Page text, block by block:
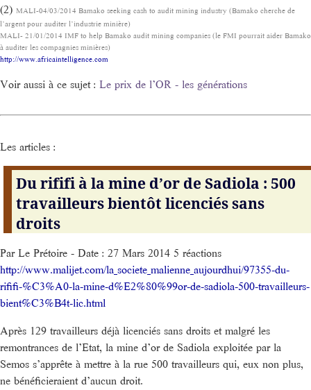
(2) MALI-04/03/2014 Bamako seeking cash to audit mining industry (Bamako cherche de
l’argent pour auditer l’industrie minière)
MALI- 21/01/2014 IMF to help Bamako audit mining companies (le FMI pourrait aider Bamako
à auditer les compagnies minières)
http://www.africaintelligence.com
Voir aussi à ce sujet : Le prix de l’OR - les générations
Les articles :
Du rififi à la mine d’or de Sadiola : 500
travailleurs bientôt licenciés sans
droits
Par Le Prétoire - Date : 27 Mars 2014 5 réactions
http://www.malijet.com/la_societe_malienne_aujourdhui/97355-du-
rififi-%C3%A0-la-mine-d%E2%80%99or-de-sadiola-500-travailleurs-
bient%C3%B4t-lic.html
Après 129 travailleurs déjà licenciés sans droits et malgré les
remontrances de l’Etat, la mine d’or de Sadiola exploitée par la
Semos s’apprête à mettre à la rue 500 travailleurs qui, eux non plus,
ne bénéficieraient d’aucun droit.